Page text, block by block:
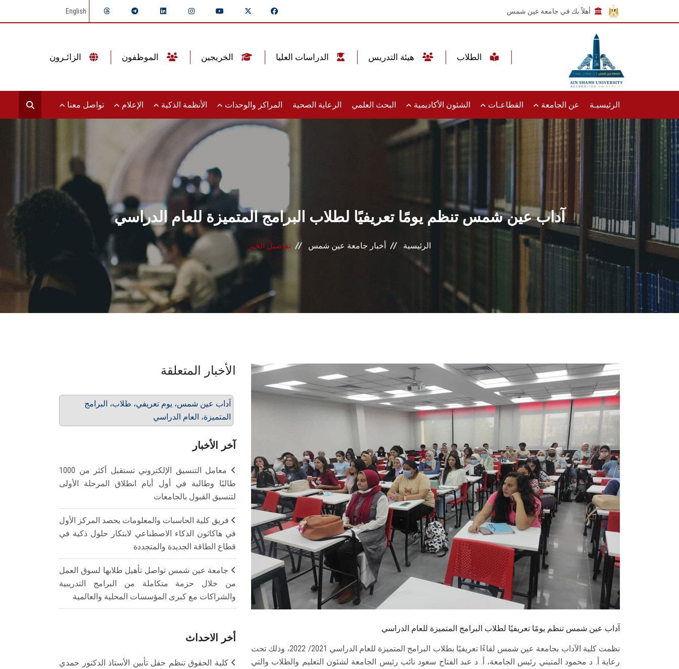
أهلاً بك في جامعة عين شمس English
الرئيسيـة عن الجامعة القطاعـات الشئون الأكاديمية البحث العلمي الرعاية الصحية المراكز والوحدات الأنظمة الذكية الإعلام تواصل معنا
آداب عين شمس تنظم يومًا تعريفيًا لطلاب البرامج المتميزة للعام الدراسي
الرئيسية أخبار جامعة عين شمس تفاصيل الخبر
آداب عين شمس تنظم يومًا تعريفيًا لطلاب البرامج المتميزة للعام الدراسي
نظمت كلية الآداب بجامعة عين شمس لقاءًا تعريفيًا بطلاب البرامج المتميزة للعام الدراسي 2021/ 2022، وذلك تحت
رعاية أ. د محمود المتيني رئيس الجامعة، أ. د عبد الفتاح سعود نائب رئيس الجامعة لشئون التعليم والطلاب والتي
الأخبار المتعلقة
آداب عين شمس، يوم تعريفي، طلاب، البرامج
المتميزة، العام الدراسي
آخر الأخبار
معامل التنسيق الإلكتروني تستقبل أكثر من 1000
طالبًا وطالبة في أول أيام انطلاق المرحلة الأولى
لتنسيق القبول بالجامعات
فريق كلية الحاسبات والمعلومات يحصد المركز الأول
في هاكاثون الذكاء الاصطناعي لابتكار حلول ذكية في
قطاع الطاقة الجديدة والمتجددة
جامعة عين شمس تواصل تأهيل طلابها لسوق العمل
من خلال حزمة متكاملة من البرامج التدريبية
والشراكات مع كبرى المؤسسات المحلية والعالمية
أخر الاحداث
كلية الحقوق تنظم حفل تأبين الأستاذ الدكتور حمدي